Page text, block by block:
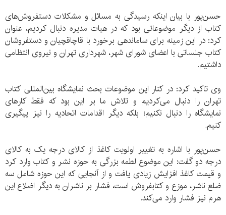
حسن‌‌پور با بیان اینکه رسیدگی به مسائل و مشکلات دستفروش‌های
کتاب از دیگر موضوعاتی بود که در هیات مدیره دنبال کردیم، عنوان
کرد: در این زمینه برای ساماندهی برخورد با قاچاقچیان و دستفروشان
کتاب جلساتی با اعضای شورای شهر، شهرداری تهران و نیروی انتظامی
داشتیم.
وی تاکید کرد: در کنار این موضوعات بحث نمایشگاه بین‌المللی کتاب
تهران را دنبال می‌کردیم و تلاش ما بر این بود که فقط کارهای
نمایشگاه را دنبال نکنیم؛ بلکه دیگر اقدامات اتحادیه را نیز پیگیری
کنیم.
حسن‌پور با اشاره به تغییر اولویت کاغذ از کالای درجه یک به کالای
درجه دو گفت: این موضوع لطمه بزرگی به حوزه نشر و کتاب وارد کرد
و قیمت کاغذ افزایش زیادی یافت و از آنجایی که این حوزه شامل سه
ضلع ناشر، موزع و کتابفروش است، فشار بر ناشران به دیگر اضلاع این
هرم نیز فشار وارد می‌کند.